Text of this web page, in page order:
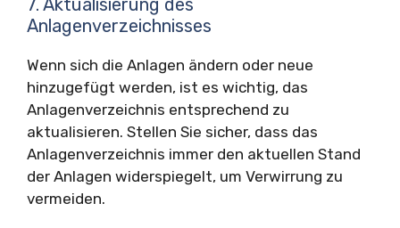
7. Aktualisierung des
Anlagenverzeichnisses
Wenn sich die Anlagen ändern oder neue
hinzugefügt werden, ist es wichtig, das
Anlagenverzeichnis entsprechend zu
aktualisieren. Stellen Sie sicher, dass das
Anlagenverzeichnis immer den aktuellen Stand
der Anlagen widerspiegelt, um Verwirrung zu
vermeiden.